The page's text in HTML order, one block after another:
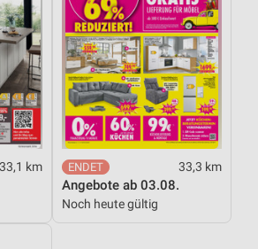
33,1 km 33,3 km
Angebote ab 03.08.
Noch heute gültig